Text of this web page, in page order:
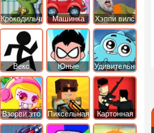
Крокодильчик
Свомпи
Машинка
Вилли
Хэппи вилс
Векс
Юные
титаны
вперед
Удивительный
мир
Гамбола
Взорви это
Пиксельная
война
Картонная
башка